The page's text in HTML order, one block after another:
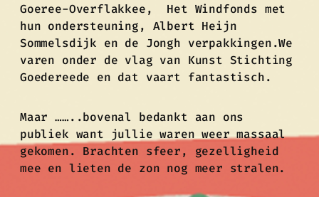
Goeree-Overflakkee, Het Windfonds met
hun ondersteuning, Albert Heijn
Sommelsdijk en de Jongh verpakkingen.We
varen onder de vlag van Kunst Stichting
Goedereede en dat vaart fantastisch.
Maar ……..bovenal bedankt aan ons
publiek want jullie waren weer massaal
gekomen. Brachten sfeer, gezelligheid
mee en lieten de zon nog meer stralen.